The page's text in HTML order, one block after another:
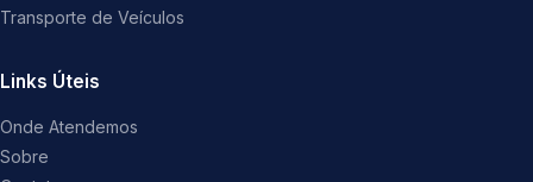
Transporte de Veículos
Links Úteis
Onde Atendemos
Sobre